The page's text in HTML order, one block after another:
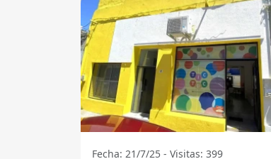
Fecha: 21/7/25 - Visitas: 399